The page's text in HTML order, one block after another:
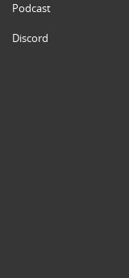
Podcast
Discord